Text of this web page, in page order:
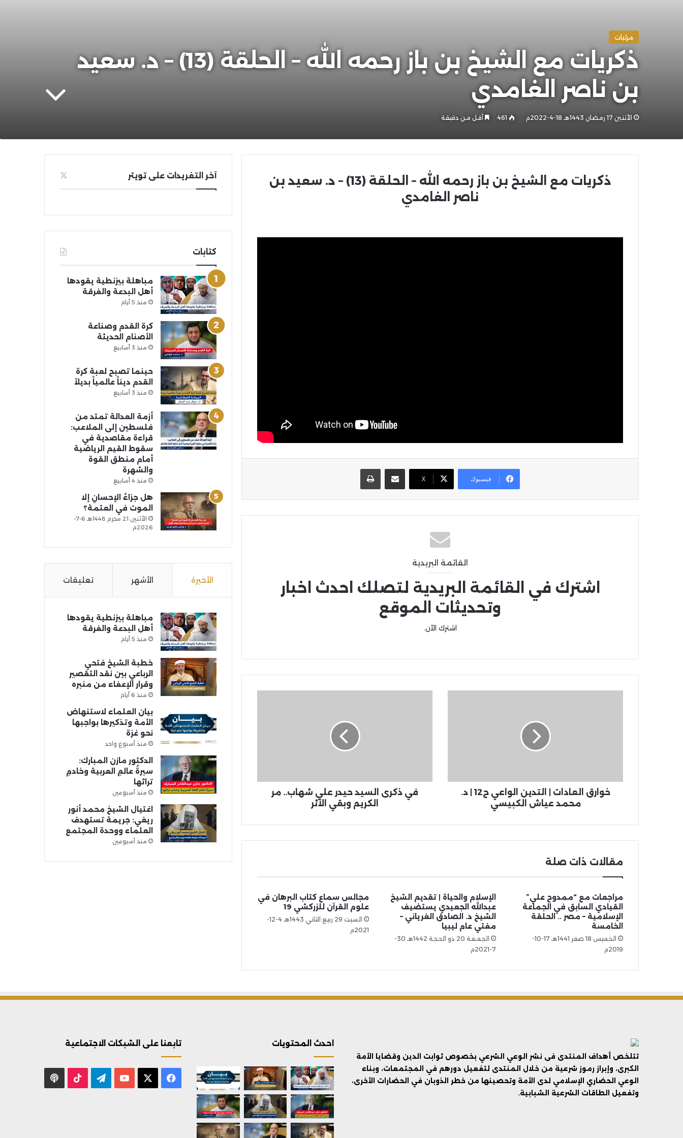
مرئيات
ذكريات مع الشيخ بن باز رحمه الله – الحلقة (13) – د. سعيد
بن ناصر الغامدي
الأثنين 17 رمضان 1443هـ 18-4-2022م 461 أقل من دقيقة
ذكريات مع الشيخ بن باز رحمه الله – الحلقة (13) – د. سعيد بن
ناصر الغامدي
فيسبوك X
مشاركة عبر البريد
القائمة البريدية
اشترك في القائمة البريدية لتصلك احدث اخبار
وتحديثات الموقع
اشترك الآن.
خوارق العادات | التدين الواعي ح12 | د.
محمد عياش الكبيسي
في ذكرى السيد حيدر علي شهاب.. مر
الكريم وبقي الأثر
مقالات ذات صلة
مراجعات مع “ممدوح علي”
القيادي السابق في الجماعة
الإسلامية – مصر .. الحلقة
الخامسة
الخميس 18 صفر 1441هـ 17-10-
2019م
الإسلام والحياة | تقديم الشيخ
عبدالله الجعيدي يستضيف
الشيخ د. الصادق الغرياني –
مفتي عام ليبيا
الجمعة 20 ذو الحجة 1442هـ 30-
7-2021م
مجالس سماع كتاب البرهان في
علوم القرآن للزركشي 19
السبت 29 ربيع الثاني 1443هـ 4-12-
2021م
آخر التغريدات على تويتر
كتابات
مباهلة بيزنطية يقودها
أهل البدعة والفرقة
منذ 5 أيام
كرة القدم وصناعة
الأصنام الحديثة
منذ 3 أسابيع
حينما تصبح لعبة كرة
القدم ديناً عالمياً بديلاً
منذ 3 أسابيع
أزمة العدالة تمتد من
فلسطين إلى الملاعب:
قراءة مقاصدية في
سقوط القيم الرياضية
أمام منطق القوة
والشهرة
منذ 4 أسابيع
هل جزاءُ الإحسانِ إلا
الموت في العتمة؟
الأثنين 21 محرم 1448هـ 6-7-
2026م
الأخيرة الأشهر تعليقات
مباهلة بيزنطية يقودها
أهل البدعة والفرقة
منذ 5 أيام
خطبة الشيخ فتحي
الرباعي بين نقد التقصير
وقرار الإعفاء من منبره
منذ 6 أيام
بيان العلماء لاستنهاض
الأمة وتذكيرها بواجبها
نحو غزة
منذ أسبوع واحد
الدكتور مازن المبارك:
سيرةُ عالمِ العربية وخادمِ
تراثها
منذ أسبوعين
اغتيال الشيخ محمد أنور
ريغي: جريمة تستهدف
العلماء ووحدة المجتمع
منذ أسبوعين
تتلخص أهداف المنتدى فى نشر الوعي الشرعي بخصوص ثوابت الدين وقضايا الأمة
الكبرى، وإبراز رموز شرعية من خلال المنتدى لتفعيل دورهم في المجتمعات، وبناء
الوعي الحضاري الإسلامي لدى الأمة وتحصينها من خطر الذوبان في الحضارات الأخرى،
وتفعيل الطاقات الشرعية الشبابية.
احدث المحتويات تابعنا على الشبكات الاجتماعية
فيسبوك يوتيوب تيلقرام ‫TikTok